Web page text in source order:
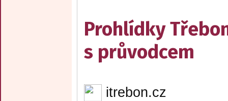
Prohlídky
s průvodcem
itrebon.cz